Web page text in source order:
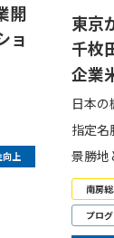
開
ョ
向上
東京
千枚
企業
日本
指定名
景勝
南房
プロ